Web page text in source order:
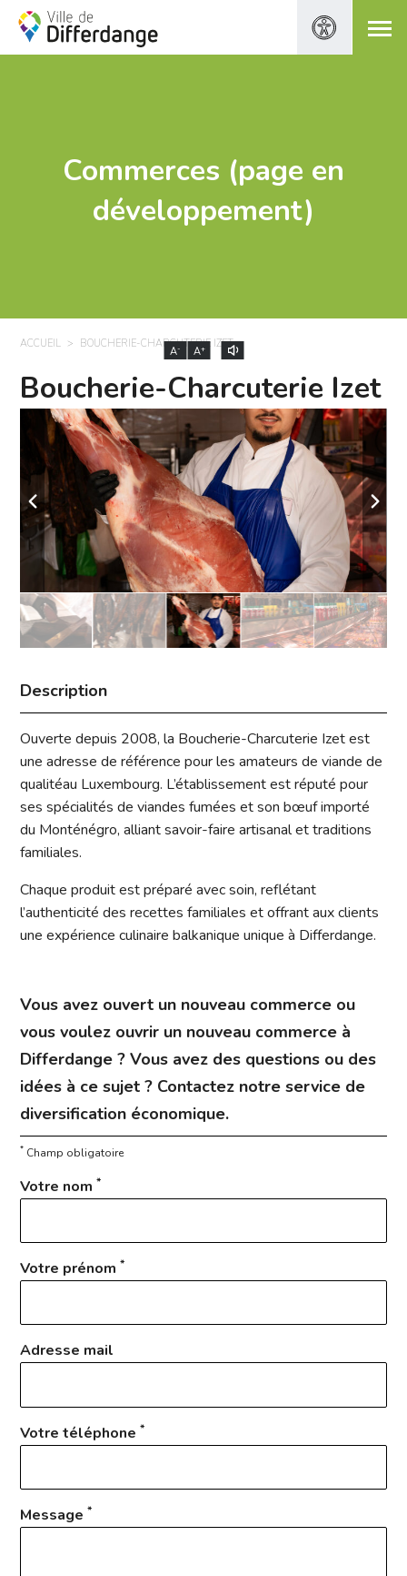
Commerces (page en
développement)
ACCUEIL BOUCHERIE-CHARCUTERIE IZET
A- A+
Boucherie-Charcuterie Izet
Description
Ouverte depuis 2008, la Boucherie-Charcuterie Izet est
une adresse de référence pour les amateurs de viande de
qualitéau Luxembourg. L’établissement est réputé pour
ses spécialités de viandes fumées et son bœuf importé
du Monténégro, alliant savoir-faire artisanal et traditions
familiales.
Chaque produit est préparé avec soin, reflétant
l’authenticité des recettes familiales et offrant aux clients
une expérience culinaire balkanique unique à Differdange.
Vous avez ouvert un nouveau commerce ou
vous voulez ouvrir un nouveau commerce à
Differdange ? Vous avez des questions ou des
idées à ce sujet ? Contactez notre service de
diversification économique.
* Champ obligatoire
Votre nom*
Votre prénom*
Adresse mail
Votre téléphone*
Message*